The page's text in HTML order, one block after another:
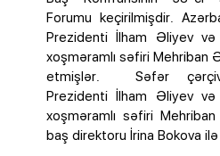
Forumu keçirilmişdir.
Prezidenti İlham Əliyev və
xoşməramlı səfiri Mehriban
etmişlər. Səfər
Prezidenti İlham Əliyev və
xoşməramlı səfiri
baş direktoru İrina Bokova